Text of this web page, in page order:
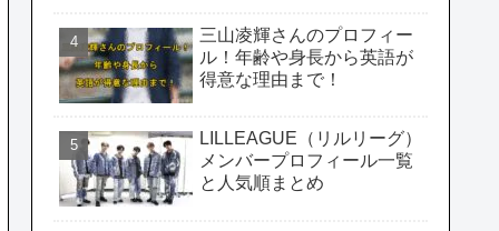
三山凌輝さんのプロフィー
ル！年齢や身長から英語が
得意な理由まで！
LILLEAGUE（リルリーグ）
メンバープロフィール一覧
と人気順まとめ